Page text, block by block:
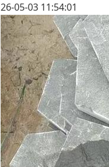
26-05-03 11:54:01